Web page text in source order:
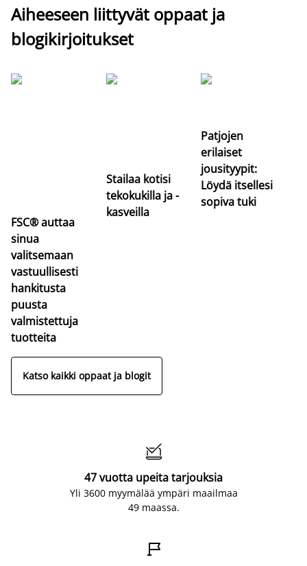
Aiheeseen liittyvät oppaat ja
blogikirjoitukset
FSC® auttaa
sinua
valitsemaan
vastuullisesti
hankitusta
puusta
valmistettuja
tuotteita
Stailaa kotisi
tekokukilla ja -
kasveilla
Patjojen
erilaiset
jousityypit:
Löydä itsellesi
sopiva tuki
Katso kaikki oppaat ja blogit

47 vuotta upeita tarjouksia
Yli 3600 myymälää ympäri maailmaa
49 maassa.
